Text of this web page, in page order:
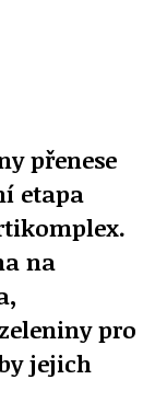
přenese
etapa
na
pro
jejich